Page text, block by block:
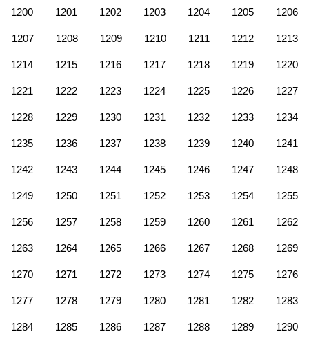
1200 1201 1202 1203 1204 1205 1206
1207 1208 1209 1210 1211 1212 1213
1214 1215 1216 1217 1218 1219 1220
1221 1222 1223 1224 1225 1226 1227
1228 1229 1230 1231 1232 1233 1234
1235 1236 1237 1238 1239 1240 1241
1242 1243 1244 1245 1246 1247 1248
1249 1250 1251 1252 1253 1254 1255
1256 1257 1258 1259 1260 1261 1262
1263 1264 1265 1266 1267 1268 1269
1270 1271 1272 1273 1274 1275 1276
1277 1278 1279 1280 1281 1282 1283
1284 1285 1286 1287 1288 1289 1290